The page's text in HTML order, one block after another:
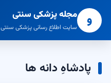
و مجله پزشکی سنتی
سایت اطلاع رسانی پزشکی سنتی
پادشاهِ دانه ها